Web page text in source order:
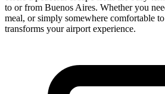
to or from Buenos Aires. Whether you
meal, or simply somewhere comfortable
transforms your airport experience.